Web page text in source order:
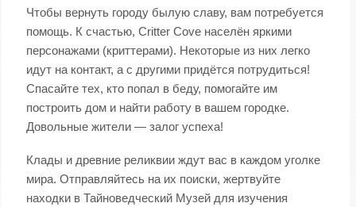
Чтобы вернуть городу былую славу, вам потребуется
помощь. К счастью, Critter Cove населён яркими
персонажами (криттерами). Некоторые из них легко
идут на контакт, а с другими придётся потрудиться!
Спасайте тех, кто попал в беду, помогайте им
построить дом и найти работу в вашем городке.
Довольные жители — залог успеха!
Клады и древние реликвии ждут вас в каждом уголке
мира. Отправляйтесь на их поиски, жертвуйте
находки в Тайноведческий Музей для изучения